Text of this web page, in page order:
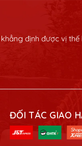
định được vị
ĐỐI TÁC GIAO